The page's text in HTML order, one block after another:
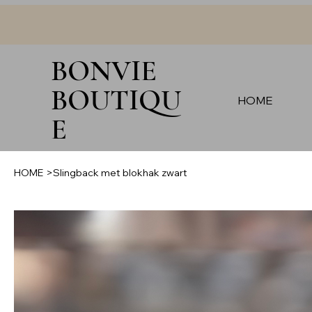
BONVIE
BOUTIQU
E
HOME
HOME >Slingback met blokhak zwart